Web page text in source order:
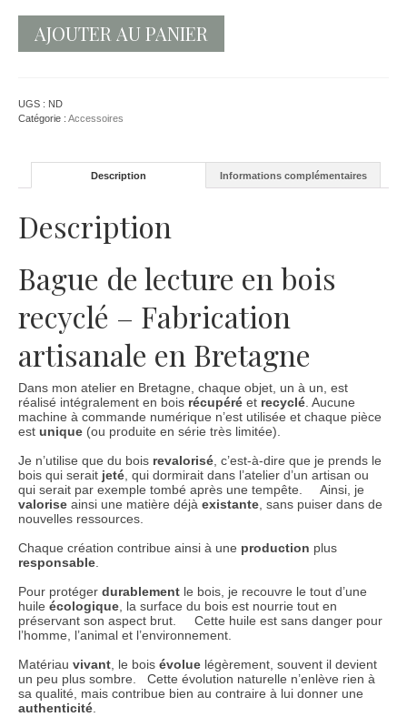
AJOUTER AU PANIER
UGS : ND
Catégorie : Accessoires
Description Informations complémentaires
Description
Bague de lecture en bois
recyclé – Fabrication
artisanale en Bretagne
Dans mon atelier en Bretagne, chaque objet, un à un, est
réalisé intégralement en bois récupéré et recyclé. Aucune
machine à commande numérique n’est utilisée et chaque pièce
est unique (ou produite en série très limitée).
Je n’utilise que du bois revalorisé, c’est-à-dire que je prends le
bois qui serait jeté, qui dormirait dans l’atelier d’un artisan ou
qui serait par exemple tombé après une tempête. Ainsi, je
valorise ainsi une matière déjà existante, sans puiser dans de
nouvelles ressources.
Chaque création contribue ainsi à une production plus
responsable.
Pour protéger durablement le bois, je recouvre le tout d’une
huile écologique, la surface du bois est nourrie tout en
préservant son aspect brut. Cette huile est sans danger pour
l’homme, l’animal et l’environnement.
Matériau vivant, le bois évolue légèrement, souvent il devient
un peu plus sombre. Cette évolution naturelle n’enlève rien à
sa qualité, mais contribue bien au contraire à lui donner une
authenticité.